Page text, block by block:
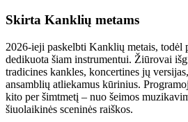
Skirta Kanklių metams
2026-ieji paskelbti Kanklių metais, todėl
dedikuota šiam instrumentui. Žiūrovai
tradicines kankles, koncertines jų
ansamblių atliekamus kūrinius.
kito per šimtmetį – nuo šeimos
šiuolaikinės sceninės raiškos.